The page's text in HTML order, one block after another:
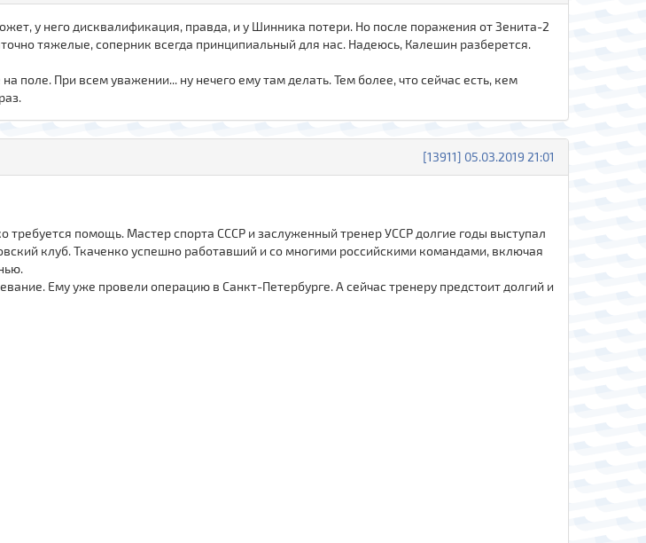
у него дисквалификация, правда, и у Шинника потери. Но после поражения от Зенита-2
тяжелые, соперник всегда принципиальный для нас. Надеюсь, Калешин разберется.
поле. При всем уважении... ну нечего ему там делать. Тем более, что сейчас есть, кем
[13911] 05.03.2019 21:01
требуется помощь. Мастер спорта СССР и заслуженный тренер УССР долгие годы выступал
клуб. Ткаченко успешно работавший и со многими российскими командами, включая
Ему уже провели операцию в Санкт-Петербурге. А сейчас тренеру предстоит долгий и